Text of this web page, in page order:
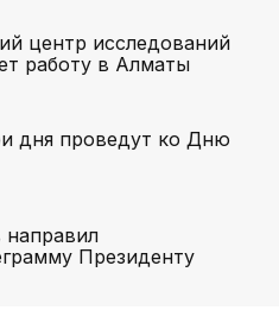
центр исследований
работу в Алматы
дня проведут ко Дню
Президенту